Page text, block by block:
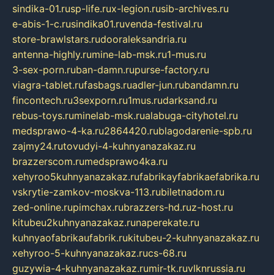
sindika-01.rusp-life.rux-legion.rusib-archives.ru
e-abis-1-c.rusindika01.ruvenda-festival.ru
store-brawlstars.rudooraleksandria.ru
antenna-highly.rumine-lab-msk.ru1-mus.ru
3-sex-porn.ruban-damn.rupurse-factory.ru
viagra-tablet.rufasbags.ruadler-jun.rubandamn.ru
fincontech.ru3sexporn.ru1mus.rudarksand.ru
rebus-toys.ruminelab-msk.rualabuga-cityhotel.ru
medsprawo-4-ka.ru2864420.rublagodarenie-spb.ru
zajmy24.rutovudyi-4-kuhnyanazakaz.ru
brazzerscom.rumedsprawo4ka.ru
xehyroo5kuhnyanazakaz.rufabrikayfabrikaefabrika.ru
vskrytie-zamkov-moskva-113.rubiletnadom.ru
zed-online.rupimchax.rubrazzers-hd.ruz-host.ru
kitubeu2kuhnyanazakaz.runaperekate.ru
kuhnyaofabrikaufabrik.rukitubeu-2-kuhnyanazakaz.ru
xehyroo-5-kuhnyanazakaz.rucs-68.ru
guzywia-4-kuhnyanazakaz.rumir-tk.ruvlknrussia.ru